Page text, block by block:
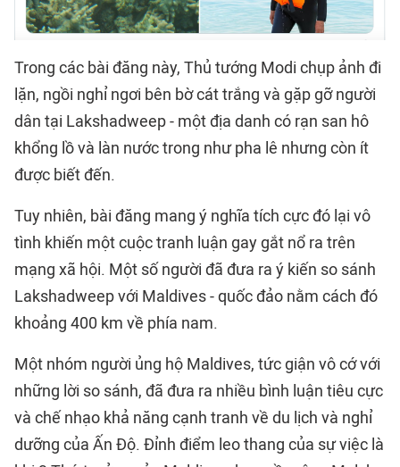
Trong các bài đăng này, Thủ tướng Modi chụp ảnh đi
lặn, ngồi nghỉ ngơi bên bờ cát trắng và gặp gỡ người
dân tại Lakshadweep - một địa danh có rạn san hô
khổng lồ và làn nước trong như pha lê nhưng còn ít
được biết đến.
Tuy nhiên, bài đăng mang ý nghĩa tích cực đó lại vô
tình khiến một cuộc tranh luận gay gắt nổ ra trên
mạng xã hội. Một số người đã đưa ra ý kiến so sánh
Lakshadweep với Maldives - quốc đảo nằm cách đó
khoảng 400 km về phía nam.
Một nhóm người ủng hộ Maldives, tức giận vô cớ với
những lời so sánh, đã đưa ra nhiều bình luận tiêu cực
và chế nhạo khả năng cạnh tranh về du lịch và nghỉ
dưỡng của Ấn Độ. Đỉnh điểm leo thang của sự việc là